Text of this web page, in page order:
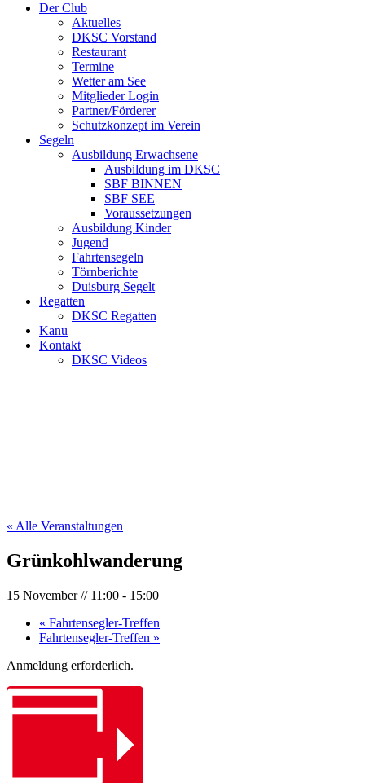
Der Club
Aktuelles
DKSC Vorstand
Restaurant
Termine
Wetter am See
Mitglieder Login
Partner/Förderer
Schutzkonzept im Verein
Segeln
Ausbildung Erwachsene
Ausbildung im DKSC
SBF BINNEN
SBF SEE
Voraussetzungen
Ausbildung Kinder
Jugend
Fahrtensegeln
Törnberichte
Duisburg Segelt
Regatten
DKSC Regatten
Kanu
Kontakt
DKSC Videos
« Alle Veranstaltungen
Grünkohlwanderung
15 November // 11:00 - 15:00
« Fahrtensegler-Treffen
Fahrtensegler-Treffen »
Anmeldung erforderlich.